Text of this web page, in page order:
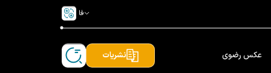
فا
عکس رضوی نشریات